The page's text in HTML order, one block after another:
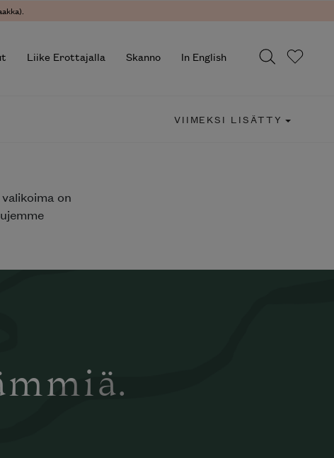
Liike Erottajalla Skanno In English
VIIMEKSI LISÄTTY
on